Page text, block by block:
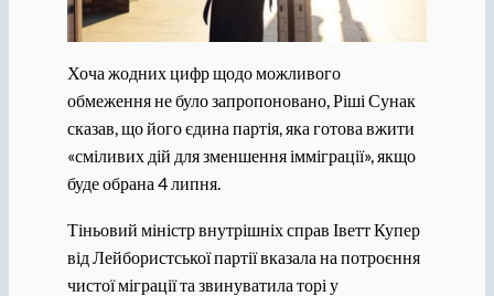
Хоча жодних цифр щодо можливого
обмеження не було запропоновано, Ріші Сунак
сказав, що його єдина партія, яка готова вжити
«сміливих дій для зменшення імміграції», якщо
буде обрана 4 липня.
Тіньовий міністр внутрішніх справ Іветт Купер
від Лейбористської партії вказала на потроєння
чистої міграції та звинуватила торі у